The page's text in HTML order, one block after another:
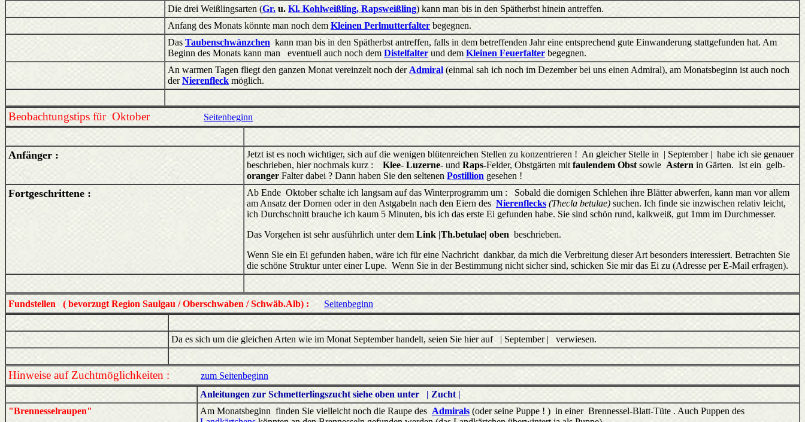
Die drei Weißlingsarten (Gr. u. Kl. Kohlweißling, Rapsweißling) kann man bis in den Spätherbst hinein antreffen.
Anfang des Monats könnte man noch dem Kleinen Perlmutterfalter begegnen.
Das Taubenschwänzchen kann man bis in den Spätherbst antreffen, falls in dem betreffenden Jahr eine entsprechend gute Einwanderung stattgefunden hat. Am
Beginn des Monats kann man eventuell auch noch dem Distelfalter und dem Kleinen Feuerfalter begegnen.
An warmen Tagen fliegt den ganzen Monat vereinzelt noch derAdmiral (einmal sah ich noch im Dezember bei uns einen Admiral), am Monatsbeginn ist auch noch
derNierenfleck möglich.
Beobachtungstips für Oktober Seitenbeginn
Anfänger :
Jetzt ist es noch wichtiger, sich auf die wenigen blütenreichen Stellen zu konzentrieren ! An gleicher Stelle in | September | habe ich sie genauer
beschrieben, hier nochmals kurz : Klee- Luzerne- undRaps-Felder, Obstgärten mit faulendem Obst sowie Astern in Gärten. Ist ein gelb-
oranger Falter dabei ? Dann haben Sie den seltenen Postillion gesehen !
Fortgeschrittene :
Ab Ende Oktober schalte ich langsam auf das Winterprogramm um : Sobald die dornigen Schlehen ihre Blätter abwerfen, kann man vor allem
am Ansatz der Dornen oder in den Astgabeln nach den Eiern desNierenflecks (Thecla betulae) suchen. Ich finde sie inzwischen relativ leicht,
ich Durchschnitt brauche ich kaum 5 Minuten, bis ich das erste Ei gefunden habe. Sie sind schön rund, kalkweiß, gut 1mm im Durchmesser.
Das Vorgehen ist sehr ausführlich unter dem Link |Th.betulae| oben beschrieben.
Wenn Sie ein Ei gefunden haben, wäre ich für eine Nachricht dankbar, da mich die Verbreitung dieser Art besonders interessiert. Betrachten Sie
die schöne Struktur unter einer Lupe. Wenn Sie in der Bestimmung nicht sicher sind, schicken Sie mir das Ei zu (Adresse per E-Mail erfragen).
Fundstellen ( bevorzugt Region Saulgau / Oberschwaben / Schwäb.Alb) : Seitenbeginn
Da es sich um die gleichen Arten wie im Monat September handelt, seien Sie hier auf | September | verwiesen.
Hinweise auf Zuchtmöglichkeiten :
zum Seitenbeginn
Anleitungen zur Schmetterlingszucht siehe oben unter | Zucht |
"Brennesselraupen"
Am Monatsbeginn finden Sie vielleicht noch die Raupe des Admirals (oder seine Puppe ! ) in einer Brennessel-Blatt-Tüte . Auch Puppen des